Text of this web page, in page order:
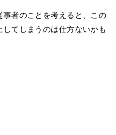
者のことを考えると、この
てしまうのは仕方ないかも